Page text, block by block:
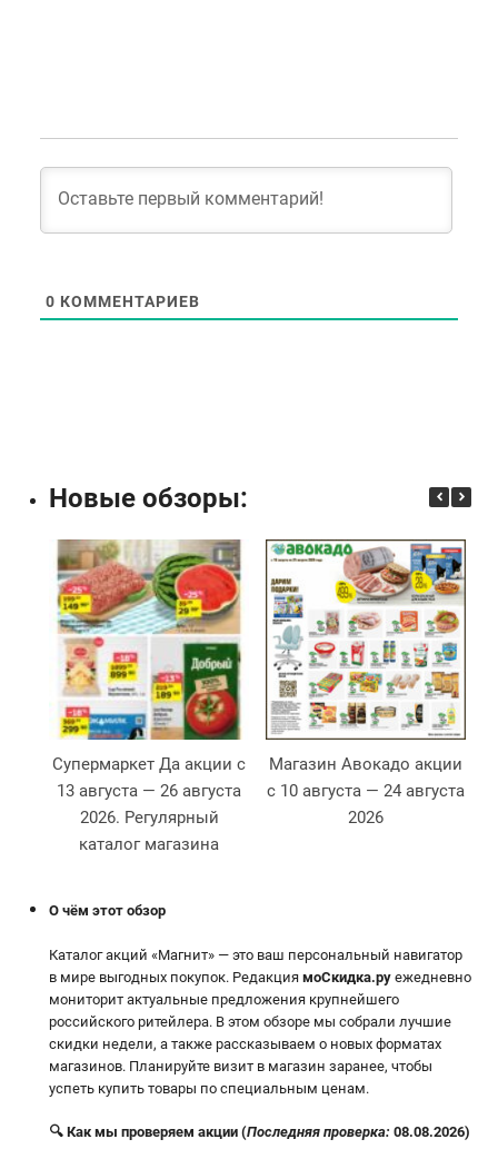
0 КОММЕНТАРИЕВ
Новые обзоры:
Супермаркет Да акции с
13 августа — 26 августа
2026. Регулярный
каталог магазина
Магазин Авокадо акции
с 10 августа — 24 августа
2026
О чём этот обзор
Каталог акций «Магнит» — это ваш персональный навигатор
в мире выгодных покупок. Редакция моСкидка.ру ежедневно
мониторит актуальные предложения крупнейшего
российского ритейлера. В этом обзоре мы собрали лучшие
скидки недели, а также рассказываем о новых форматах
магазинов. Планируйте визит в магазин заранее, чтобы
успеть купить товары по специальным ценам.
🔍 Как мы проверяем акции (Последняя проверка: 08.08.2026)